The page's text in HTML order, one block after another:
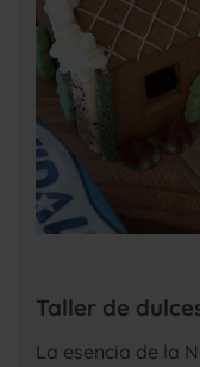
Taller de
La esencia de la